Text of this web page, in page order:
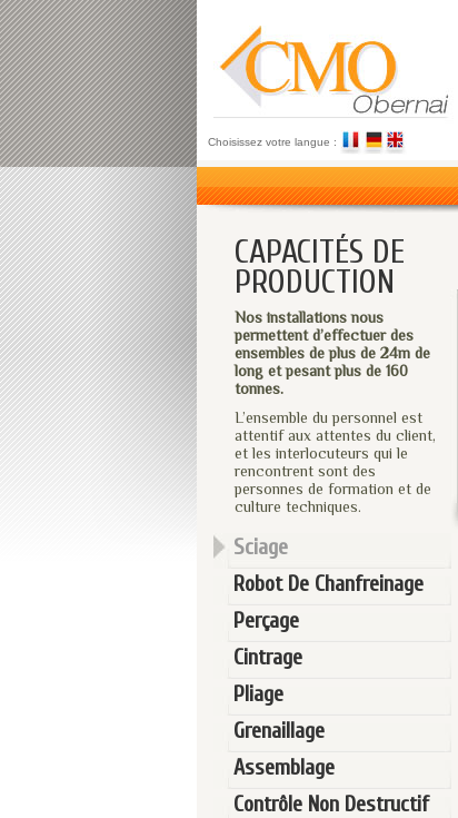
Choisissez votre langue :
CAPACITÉS DE
PRODUCTION
Nos installations nous
permettent d’effectuer des
ensembles de plus de 24m de
long et pesant plus de 160
tonnes.
L’ensemble du personnel est
attentif aux attentes du client,
et les interlocuteurs qui le
rencontrent sont des
personnes de formation et de
culture techniques.
Sciage
Robot De Chanfreinage
Perçage
Cintrage
Pliage
Grenaillage
Assemblage
Contrôle Non Destructif